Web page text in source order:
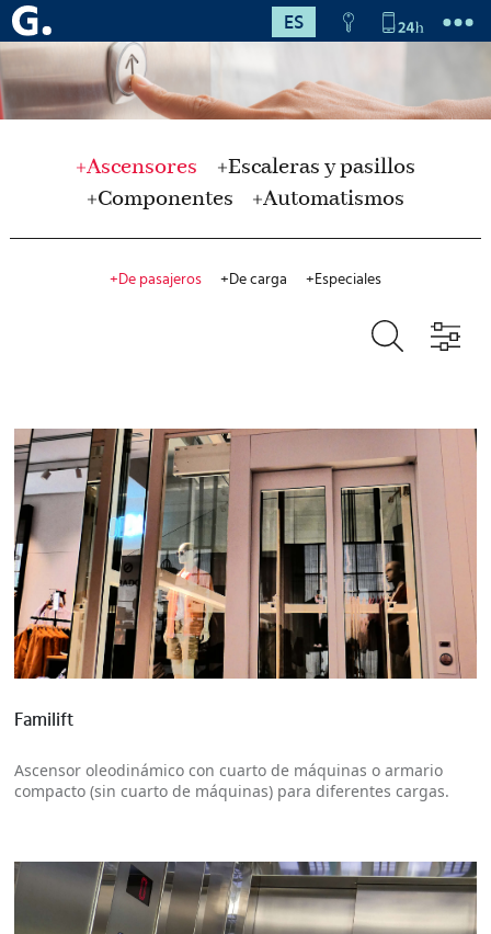
ES
+Ascensores
+Escaleras y pasillos
+Componentes
+Automatismos
+De pasajeros +De carga +Especiales
Más información
Familift
Ascensor oleodinámico con cuarto de máquinas o armario
compacto (sin cuarto de máquinas) para diferentes cargas.